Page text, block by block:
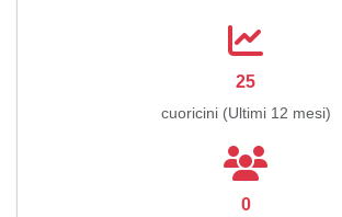
25
cuoricini (Ultimi 12 mesi)
0